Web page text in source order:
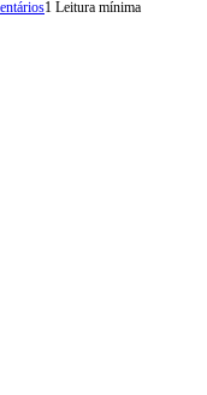
1 Leitura mínima